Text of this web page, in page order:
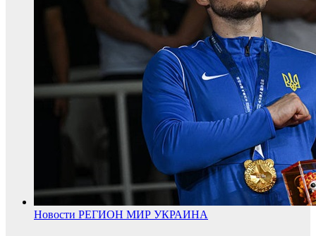
Новости РЕГИОН МИР УКРАИНА